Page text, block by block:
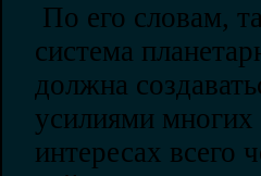
По его словам,
система
должна
усилиями многих
интересах всего